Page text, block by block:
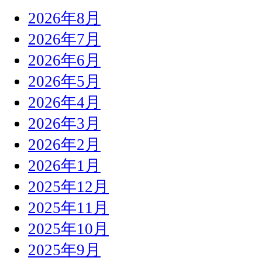
2026年8月
2026年7月
2026年6月
2026年5月
2026年4月
2026年3月
2026年2月
2026年1月
2025年12月
2025年11月
2025年10月
2025年9月